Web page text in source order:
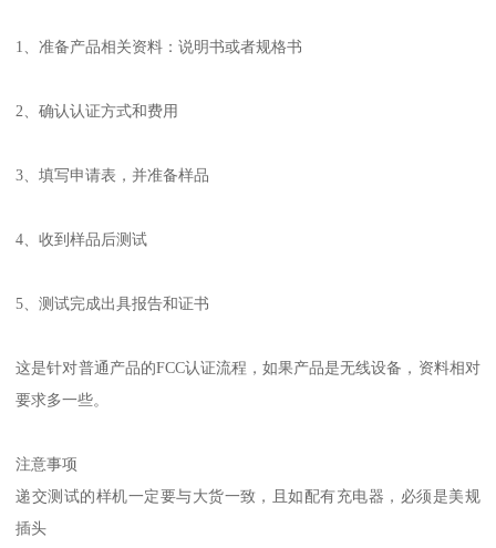
1、准备产品相关资料：说明书或者规格书
2、确认认证方式和费用
3、填写申请表，并准备样品
4、收到样品后测试
5、测试完成出具报告和证书
这是针对普通产品的FCC认证流程，如果产品是无线设备，资料相对
要求多一些。
注意事项
递交测试的样机一定要与大货一致，且如配有充电器，必须是美规
插头